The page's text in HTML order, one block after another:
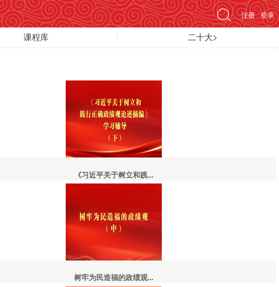
登录
注册
课程库 二十大>
《习近平关于树立和践...
树牢为民造福的政绩观...